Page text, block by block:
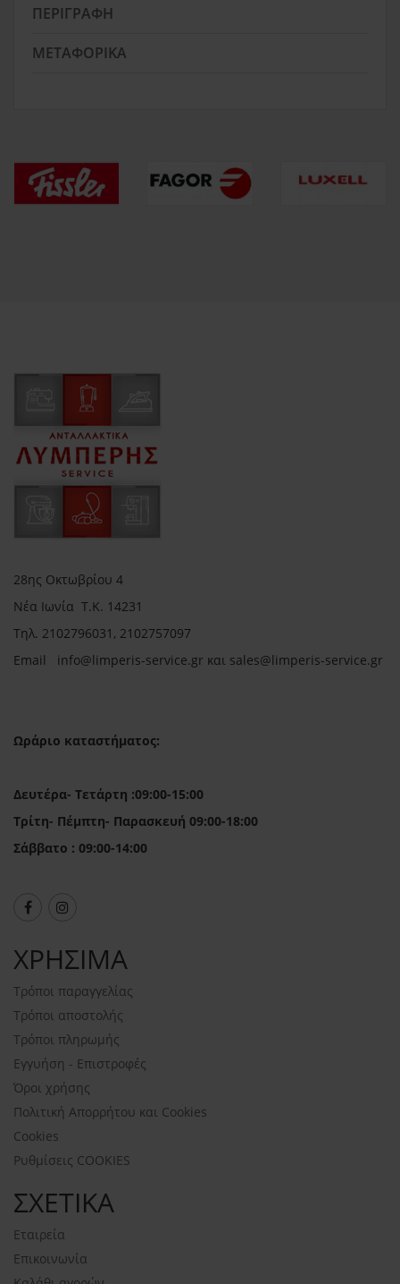
ΠΕΡΙΓΡΑΦΉ
ΜΕΤΑΦΟΡΙΚΆ
28ης Οκτωβρίου 4
Νέα Ιωνία Τ.Κ. 14231
Τηλ. 2102796031, 2102757097
Email info@limperis-service.gr και sales@limperis-service.gr
Ωράριο καταστήματος:
Δευτέρα- Τετάρτη :09:00-15:00
Τρίτη- Πέμπτη- Παρασκευή 09:00-18:00
Σάββατο : 09:00-14:00
ΧΡΗΣΙΜΑ
Τρόποι παραγγελίας
Τρόποι αποστολής
Τρόποι πληρωμής
Εγγυήση - Επιστροφές
Όροι χρήσης
Πολιτική Απορρήτου και Cookies
Cookies
Ρυθμίσεις COOKIES
ΣΧΕΤΙΚΑ
Εταιρεία
Επικοινωνία